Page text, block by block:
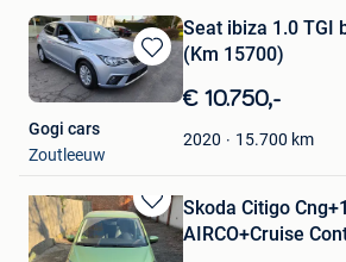
Bewaren
in
Favorieten
Seat ibiza 1.0 TGI
(Km 15700)
€ 10.750,-
2020 15.700 km
Gogi cars
Zoutleeuw
Bewaren
in
Skoda Citigo
AIRCO+Cruise